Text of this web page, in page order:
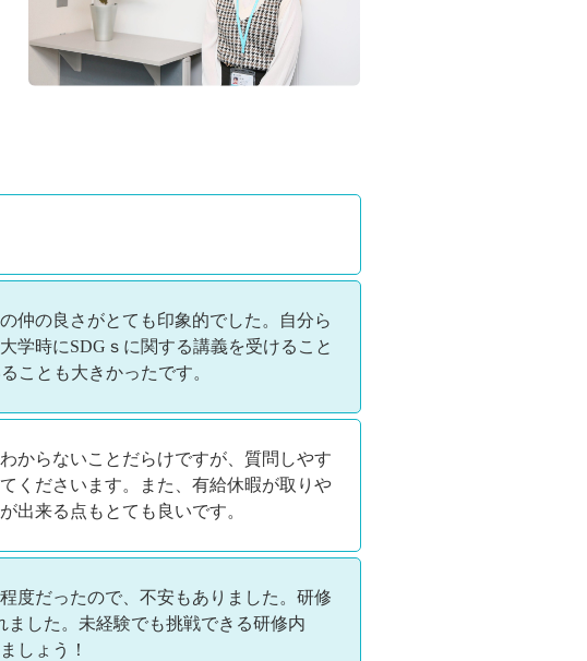
仲の良さがとても印象的でした。自分ら
学時にSDGｓに関する講義を受けること
ことも大きかったです。
からないことだらけですが、質問しやす
くださいます。また、有給休暇が取りや
出来る点もとても良いです。
度だったので、不安もありました。研修
した。未経験でも挑戦できる研修内
しょう！